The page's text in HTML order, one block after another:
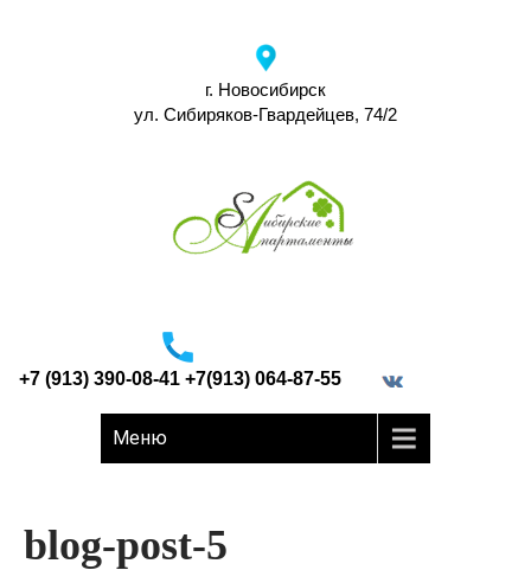
г. Новосибирск
ул. Сибиряков-Гвардейцев, 74/2
+7 (913) 390-08-41 +7(913) 064-87-55
Меню
blog-post-5